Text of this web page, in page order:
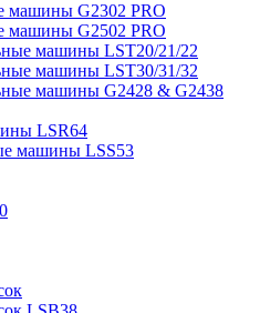
машины G2302 PRO
машины G2502 PRO
машины LST20/21/22
машины LST30/31/32
машины G2428 & G2438
LSR64
машины LSS53